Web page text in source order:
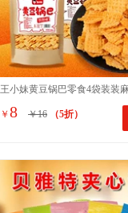
王小妹黄豆锅巴零食4袋装装
式怀旧小吃休闲食品310g
￥ 8 ￥16 （5折）